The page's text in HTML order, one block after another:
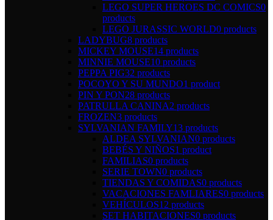
LEGO SUPER HEROES DC COMICS0
products
LEGO JURASSIC WORLD0 products
LADYBUG8 products
MICKEY MOUSE14 products
MINNIE MOUSE10 products
PEPPA PIG32 products
POCOYO Y SU MUNDO1 product
PIN Y PON28 products
PATRULLA CANINA2 products
FROZEN3 products
SYLVANIAN FAMILY13 products
ALDEA SYLVANIAN0 products
BEBÉS Y NIÑOS1 product
FAMILIAS0 products
SERIE TOWN0 products
TIENDAS Y COMIDAS0 products
VACACIONES FAMLIARES0 products
VEHÍCULOS12 products
SET HABITACIONES0 products